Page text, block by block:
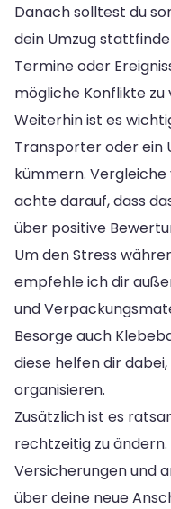
Danach solltest du
dein Umzug
Termine oder
mögliche Konflikte zu
Weiterhin ist es
Transporter oder ein
kümmern.
achte darauf, dass
über positive
Um den Stress
empfehle ich dir
und
Besorge auch
diese helfen dir
organisieren.
Zusätzlich ist es
rechtzeitig zu
Versicherungen und
über deine neue